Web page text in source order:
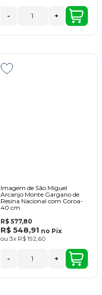
- +
Imagem de São Miguel
Arcanjo Monte Gargano de
Resina Nacional com Coroa-
40 cm
R$ 577,80
R$ 548,91 no Pix
ou 3x R$ 192,60
- +